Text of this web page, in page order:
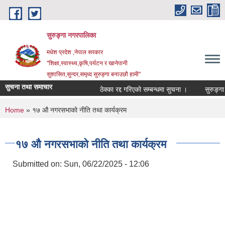
Skip to main content
सुरुङ्‍गा नगरपालिका
मधेश प्रदेश ,नेपाल सरकार
"शिक्षा,स्वास्थ्य,कृषि,पर्यटन र खानेपानी
सुशासित,सुन्दर,समृध्द सुरुङ्गा बनाउछौ हामी"
सुचना तथा समाचार ठेक्का रद्द गरिएको सम्बन्धमा सुचना ।
You are here
Home » १७ औ नगरसभाको नीति तथा कार्यक्रम
१७ औ नगरसभाको नीति तथा कार्यक्रम
Submitted on: Sun, 06/22/2025 - 12:06